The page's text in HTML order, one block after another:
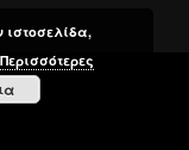
ιστοσελίδα,
Περισσότερες